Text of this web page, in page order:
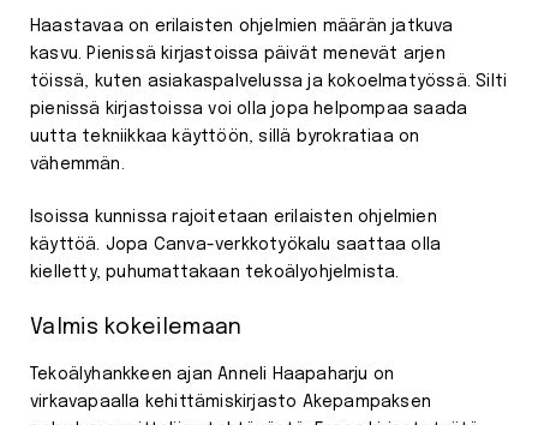
Haastavaa on erilaisten ohjelmien määrän jatkuva
kasvu. Pienissä kirjastoissa päivät menevät arjen
töissä, kuten asiakaspalvelussa ja kokoelmatyössä. Silti
pienissä kirjastoissa voi olla jopa helpompaa saada
uutta tekniikkaa käyttöön, sillä byrokratiaa on
vähemmän.
Isoissa kunnissa rajoitetaan erilaisten ohjelmien
käyttöä. Jopa Canva-verkkotyökalu saattaa olla
kielletty, puhumattakaan tekoälyohjelmista.
Valmis kokeilemaan
Tekoälyhankkeen ajan Anneli Haapaharju on
virkavapaalla kehittämiskirjasto Akepampaksen